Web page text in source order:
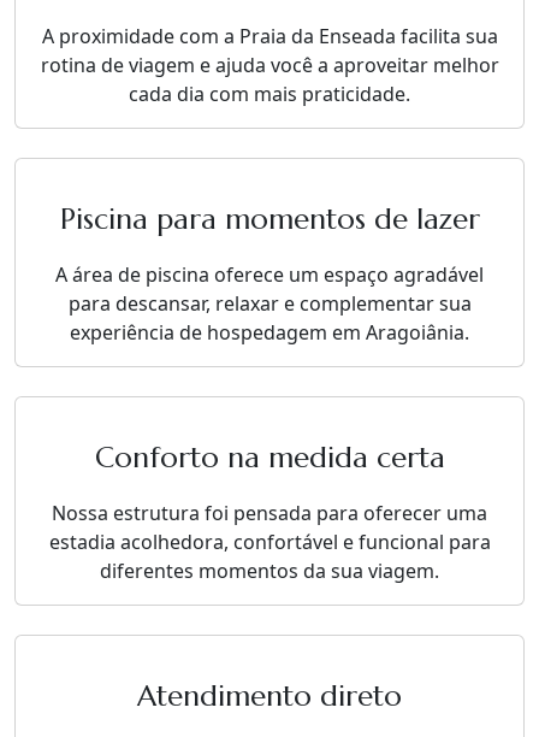
A proximidade com a Praia da Enseada facilita sua
rotina de viagem e ajuda você a aproveitar melhor
cada dia com mais praticidade.
Piscina para momentos de lazer
A área de piscina oferece um espaço agradável
para descansar, relaxar e complementar sua
experiência de hospedagem em Aragoiânia.
Conforto na medida certa
Nossa estrutura foi pensada para oferecer uma
estadia acolhedora, confortável e funcional para
diferentes momentos da sua viagem.
Atendimento direto